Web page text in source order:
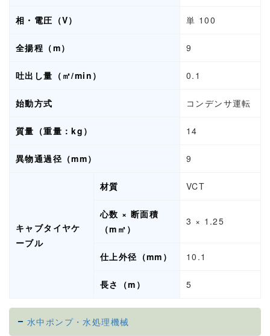
相・電圧（V） 単 100
全揚程（m） 9
吐出し量（㎥/min） 0.1
始動方式 コンデンサ運転
質量（重量：kg） 14
異物通過径（mm） 9
キャブタイヤケ
ーブル
材質 VCT
心数 × 断面積
（m㎡）
3 × 1.25
仕上外径（mm） 10.1
長さ（m） 5
水中ポンプ・水処理機械